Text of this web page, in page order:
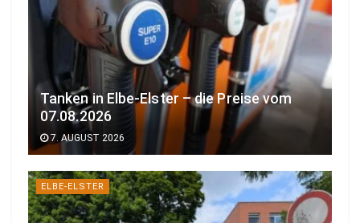
Tanken in Elbe-Elster – die Preise vom
07.08.2026
7. AUGUST 2026
ELBE-ELSTER